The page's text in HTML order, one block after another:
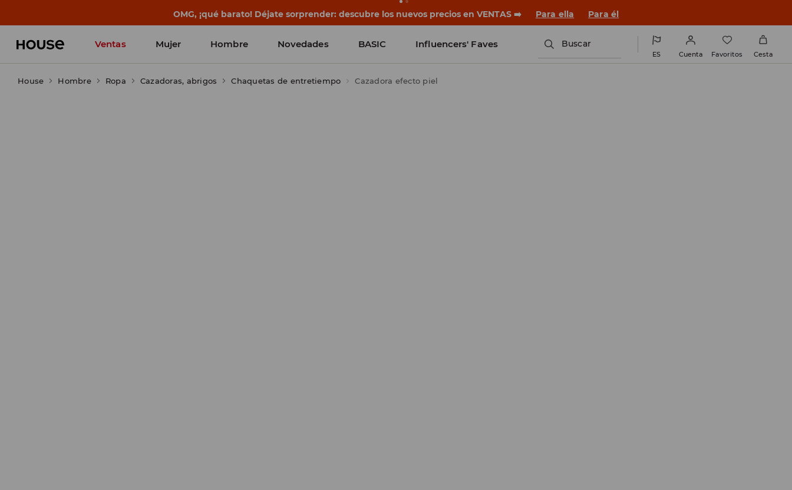
OMG, ¡qué barato! Déjate sorprender: descubre los nuevos precios en VENTAS ➡️ Para ella Para él
Ventas Mujer Hombre Novedades BASIC Influencers' Faves Buscar
ES Cuenta Favoritos Cesta
House Hombre Ropa Cazadoras, abrigos Chaquetas de entretiempo Cazadora efecto piel